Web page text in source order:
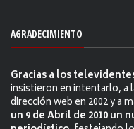
AGRADECIMIENTO
Gracias a los
insistieron en intentarlo, a
dirección web en 2002 y a
un 9 de Abril de 2010